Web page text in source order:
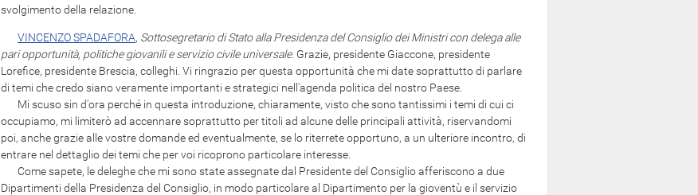
svolgimento della relazione.
VINCENZO SPADAFORA, Sottosegretario di Stato alla Presidenza del Consiglio dei Ministri con delega alle
pari opportunità, politiche giovanili e servizio civile universale. Grazie, presidente Giaccone, presidente
Lorefice, presidente Brescia, colleghi. Vi ringrazio per questa opportunità che mi date soprattutto di parlare
di temi che credo siano veramente importanti e strategici nell'agenda politica del nostro Paese.
Mi scuso sin d'ora perché in questa introduzione, chiaramente, visto che sono tantissimi i temi di cui ci
occupiamo, mi limiterò ad accennare soprattutto per titoli ad alcune delle principali attività, riservandomi
poi, anche grazie alle vostre domande ed eventualmente, se lo riterrete opportuno, a un ulteriore incontro, di
entrare nel dettaglio dei temi che per voi ricoprono particolare interesse.
Come sapete, le deleghe che mi sono state assegnate dal Presidente del Consiglio afferiscono a due
Dipartimenti della Presidenza del Consiglio, in modo particolare al Dipartimento per la gioventù e il servizio